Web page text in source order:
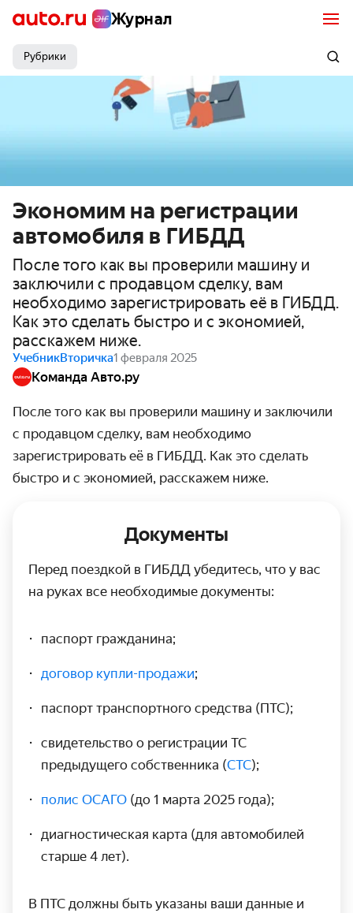
Журнал
Рубрики
Экономим на регистрации
автомобиля в ГИБДД
После того как вы проверили машину и
заключили с продавцом сделку, вам
необходимо зарегистрировать её в ГИБДД.
Как это сделать быстро и с экономией,
расскажем ниже.
УчебникВторичка1 февраля 2025
Команда Авто.ру
После того как вы проверили машину и заключили
с продавцом сделку, вам необходимо
зарегистрировать её в ГИБДД. Как это сделать
быстро и с экономией, расскажем ниже.
Документы
Перед поездкой в ГИБДД убедитесь, что у вас
на руках все необходимые документы:
паспорт гражданина;
договор купли-продажи;
паспорт транспортного средства (ПТС);
свидетельство о регистрации ТС
предыдущего собственника (СТС);
полис ОСАГО (до 1 марта 2025 года);
диагностическая карта (для автомобилей
старше 4 лет).
В ПТС должны быть указаны ваши данные и